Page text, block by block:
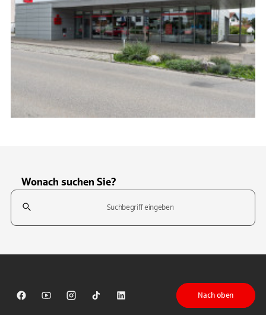
Wonach suchen Sie?
Suchfeld
Sparkasse auf Facebook
Sparkasse auf Youtube
Sparkasse auf Instagram
Sparkasse auf TikTok
Sparkasse auf LinkedIn
Nach oben